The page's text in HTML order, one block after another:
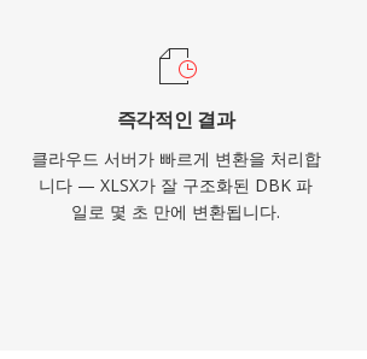
즉각적인 결과
클라우드 서버가 빠르게 변환을 처리합
니다 — XLSX가 잘 구조화된 DBK 파
일로 몇 초 만에 변환됩니다.